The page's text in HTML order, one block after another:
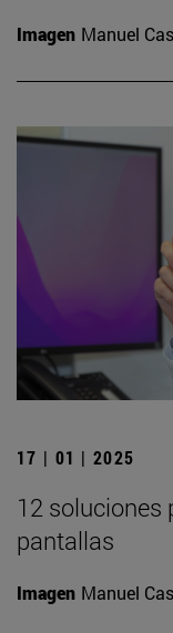
Imagen Manuel
17 | 01 | 2025
12 soluciones
pantallas
Imagen Manuel